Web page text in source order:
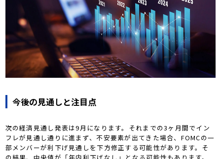
今後の見通しと注目点
次の経済見通し発表は9月になります。それまでの3ヶ月間でイン
フレが見通し通りに進まず、不安要素が出てきた場合、FOMCの一
部メンバーが利下げ見通しを下方修正する可能性があります。そ